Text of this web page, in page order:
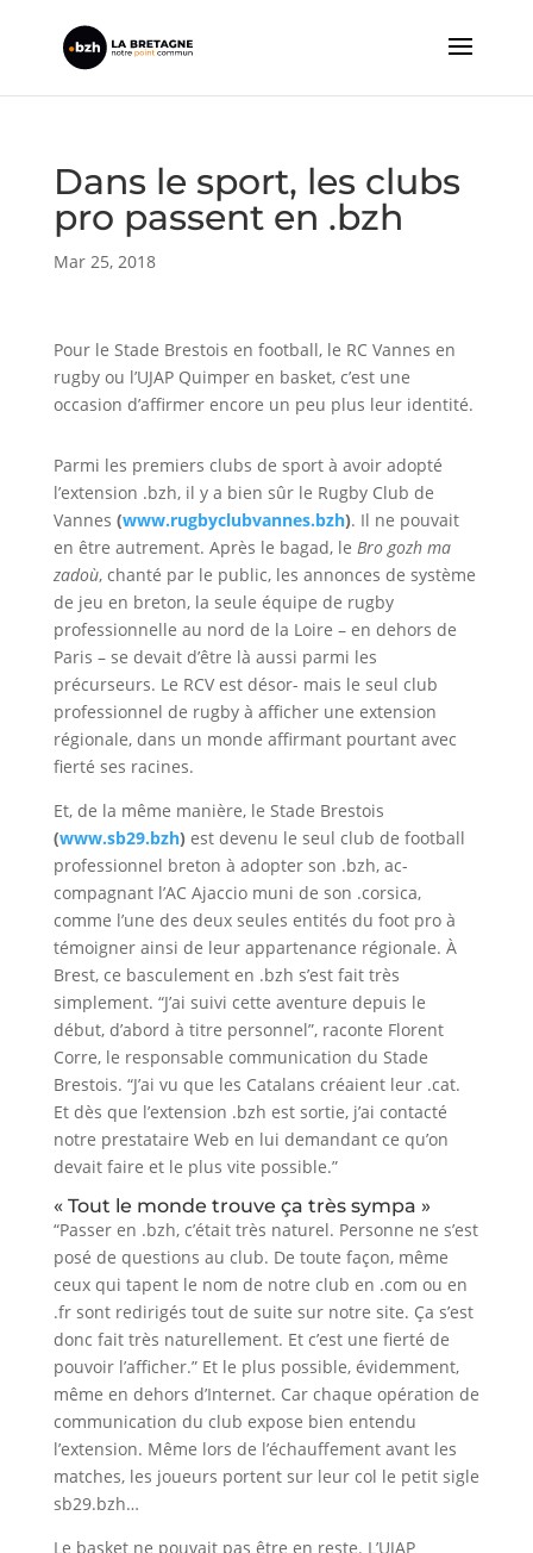
Dans le sport, les clubs
pro passent en .bzh
Mar 25, 2018
Pour le Stade Brestois en football, le RC Vannes en
rugby ou l’UJAP Quimper en basket, c’est une
occasion d’affirmer encore un peu plus leur identité.
Parmi les premiers clubs de sport à avoir adopté
l’extension .bzh, il y a bien sûr le Rugby Club de
Vannes (www.rugbyclubvannes.bzh). Il ne pouvait
en être autrement. Après le bagad, le Bro gozh ma
zadoù, chanté par le public, les annonces de système
de jeu en breton, la seule équipe de rugby
professionnelle au nord de la Loire – en dehors de
Paris – se devait d’être là aussi parmi les
précurseurs. Le RCV est désor- mais le seul club
professionnel de rugby à afficher une extension
régionale, dans un monde affirmant pourtant avec
fierté ses racines.
Et, de la même manière, le Stade Brestois
(www.sb29.bzh) est devenu le seul club de football
professionnel breton à adopter son .bzh, ac-
compagnant l’AC Ajaccio muni de son .corsica,
comme l’une des deux seules entités du foot pro à
témoigner ainsi de leur appartenance régionale. À
Brest, ce basculement en .bzh s’est fait très
simplement. “J’ai suivi cette aventure depuis le
début, d’abord à titre personnel”, raconte Florent
Corre, le responsable communication du Stade
Brestois. “J’ai vu que les Catalans créaient leur .cat.
Et dès que l’extension .bzh est sortie, j’ai contacté
notre prestataire Web en lui demandant ce qu’on
devait faire et le plus vite possible.”
« Tout le monde trouve ça très sympa »
“Passer en .bzh, c’était très naturel. Personne ne s’est
posé de questions au club. De toute façon, même
ceux qui tapent le nom de notre club en .com ou en
.fr sont redirigés tout de suite sur notre site. Ça s’est
donc fait très naturellement. Et c’est une fierté de
pouvoir l’afficher.” Et le plus possible, évidemment,
même en dehors d’Internet. Car chaque opération de
communication du club expose bien entendu
l’extension. Même lors de l’échauffement avant les
matches, les joueurs portent sur leur col le petit sigle
sb29.bzh…
Le basket ne pouvait pas être en reste. L’UJAP